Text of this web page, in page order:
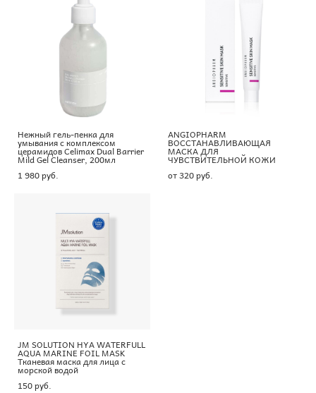
Нежный гель-пенка для
умывания с комплексом
церамидов Celimax Dual Barrier
Mild Gel Cleanser, 200мл
1 980 pуб.
ANGIOPHARM
ВОССТАНАВЛИВАЮЩАЯ
МАСКА ДЛЯ
ЧУВСТВИТЕЛЬНОЙ КОЖИ
от 320 pуб.
JM SOLUTION HYA WATERFULL
AQUA MARINE FOIL MASK
Тканевая маска для лица с
морской водой
150 pуб.